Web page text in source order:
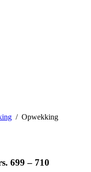
/ Opwekking
699 – 710